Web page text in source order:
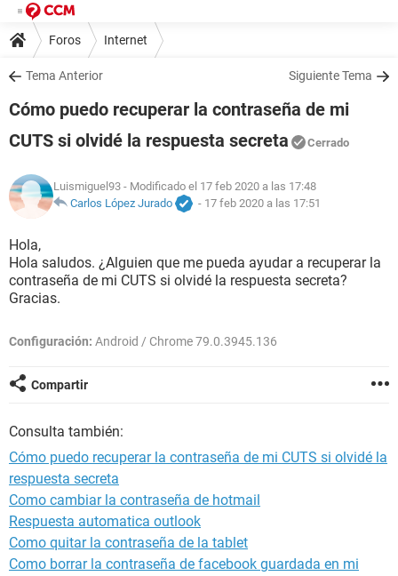
Foros Internet
Tema Anterior Siguiente Tema
Cómo puedo recuperar la contraseña de mi
CUTS si olvidé la respuesta secreta
Cerrado
Luismiguel93 - Modificado el 17 feb 2020 a las 17:48
Carlos López Jurado
- 17 feb 2020 a las 17:51
Hola,
Hola saludos. ¿Alguien que me pueda ayudar a recuperar la
contraseña de mi CUTS si olvidé la respuesta secreta?
Gracias.
Configuración: Android / Chrome 79.0.3945.136
Compartir
Consulta también:
Cómo puedo recuperar la contraseña de mi CUTS si olvidé la
respuesta secreta
Como cambiar la contraseña de hotmail
Respuesta automatica outlook
Como quitar la contraseña de la tablet
Como borrar la contraseña de facebook guardada en mi